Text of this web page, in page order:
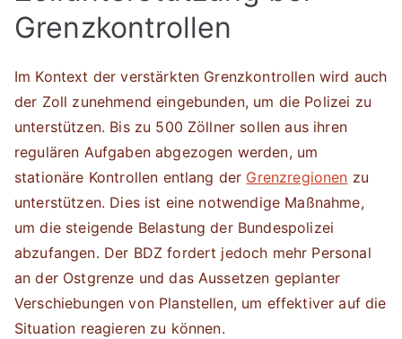
Grenzkontrollen
Im Kontext der verstärkten Grenzkontrollen wird auch
der Zoll zunehmend eingebunden, um die Polizei zu
unterstützen. Bis zu 500 Zöllner sollen aus ihren
regulären Aufgaben abgezogen werden, um
stationäre Kontrollen entlang der Grenzregionen zu
unterstützen. Dies ist eine notwendige Maßnahme,
um die steigende Belastung der Bundespolizei
abzufangen. Der BDZ fordert jedoch mehr Personal
an der Ostgrenze und das Aussetzen geplanter
Verschiebungen von Planstellen, um effektiver auf die
Situation reagieren zu können.